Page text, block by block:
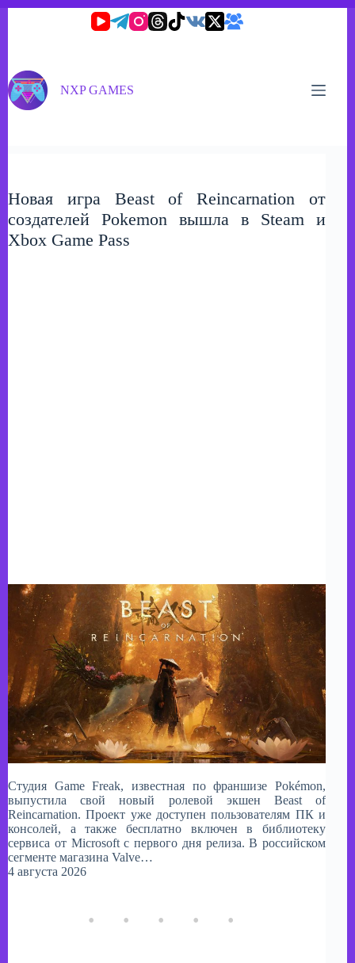
NXP GAMES
Новая игра Beast of Reincarnation от
создателей Pokemon вышла в Steam и
Xbox Game Pass
Студия Game Freak, известная по франшизе Pokémon,
выпустила свой новый ролевой экшен Beast of
Reincarnation. Проект уже доступен пользователям ПК и
консолей, а также бесплатно включен в библиотеку
сервиса от Microsoft с первого дня релиза. В российском
сегменте магазина Valve…
4 августа 2026